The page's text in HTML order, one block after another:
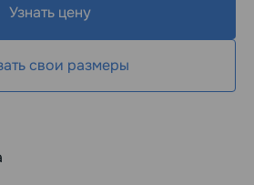
Узнать цену
свои размеры